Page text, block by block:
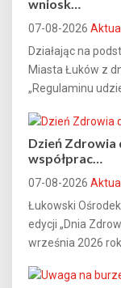
wniosk…
07-08-2026
Działając na
Miasta Łuków z
„Regulaminu
Dzień Zdrowia
współprac…
07-08-2026
Łukowski
edycji „Dnia
września 2026